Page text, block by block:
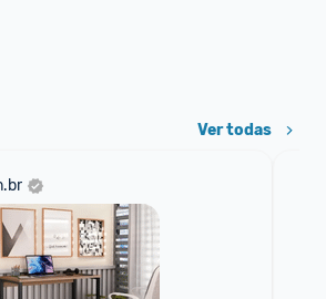
Ver todas